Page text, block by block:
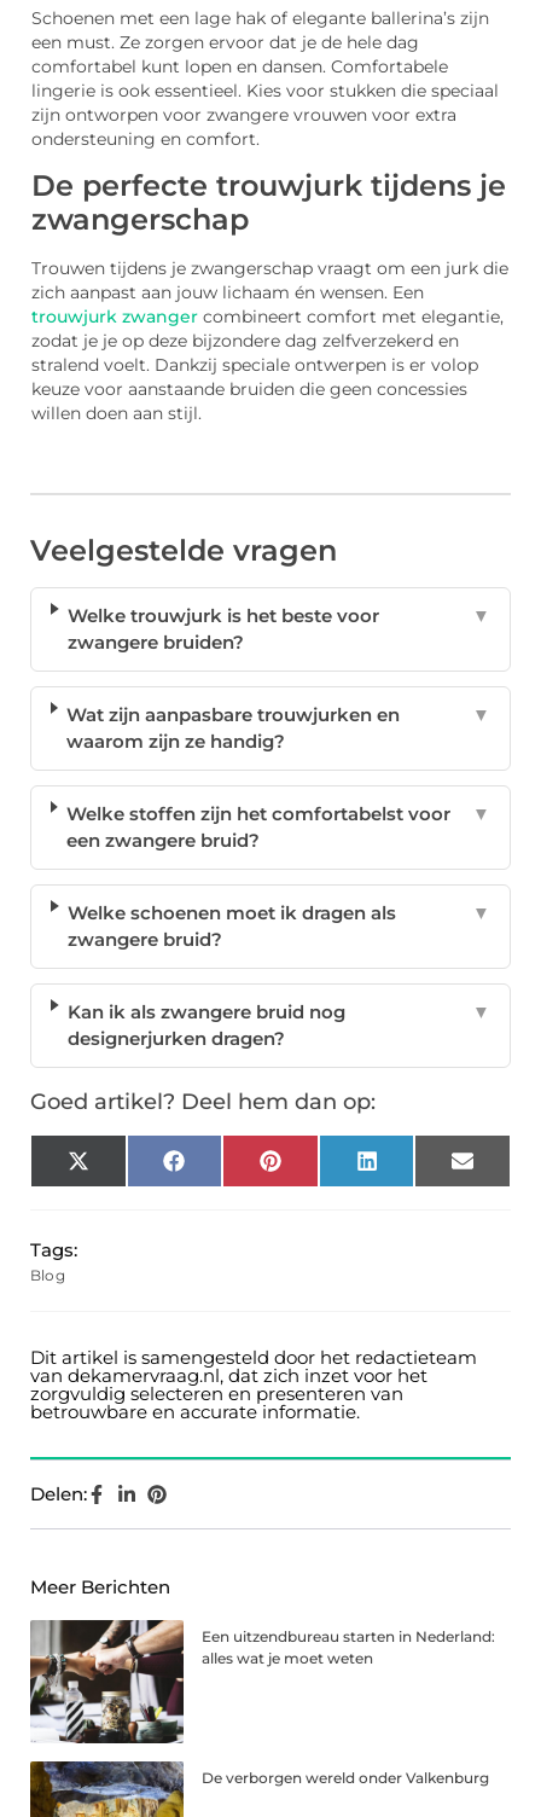
Schoenen met een lage hak of elegante ballerina’s zijn
een must. Ze zorgen ervoor dat je de hele dag
comfortabel kunt lopen en dansen. Comfortabele
lingerie is ook essentieel. Kies voor stukken die speciaal
zijn ontworpen voor zwangere vrouwen voor extra
ondersteuning en comfort.
De perfecte trouwjurk tijdens je
zwangerschap
Trouwen tijdens je zwangerschap vraagt om een jurk die
zich aanpast aan jouw lichaam én wensen. Een
trouwjurk zwanger combineert comfort met elegantie,
zodat je je op deze bijzondere dag zelfverzekerd en
stralend voelt. Dankzij speciale ontwerpen is er volop
keuze voor aanstaande bruiden die geen concessies
willen doen aan stijl.
Veelgestelde vragen
Welke trouwjurk is het beste voor
zwangere bruiden?
▼
Wat zijn aanpasbare trouwjurken en
waarom zijn ze handig?
▼
Welke stoffen zijn het comfortabelst voor
een zwangere bruid?
▼
Welke schoenen moet ik dragen als
zwangere bruid?
▼
Kan ik als zwangere bruid nog
designerjurken dragen?
▼
Goed artikel? Deel hem dan op:
X
(Twitter)
FacebookPinterest LinkedIn Email
Tags:
Blog
Dit artikel is samengesteld door het redactieteam
van dekamervraag.nl, dat zich inzet voor het
zorgvuldig selecteren en presenteren van
betrouwbare en accurate informatie.
Delen:
Meer Berichten
Een uitzendbureau starten in Nederland:
alles wat je moet weten
De verborgen wereld onder Valkenburg